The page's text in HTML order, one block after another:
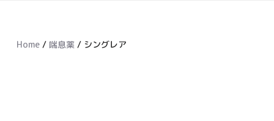
スHome / 喘息薬 / シングレア